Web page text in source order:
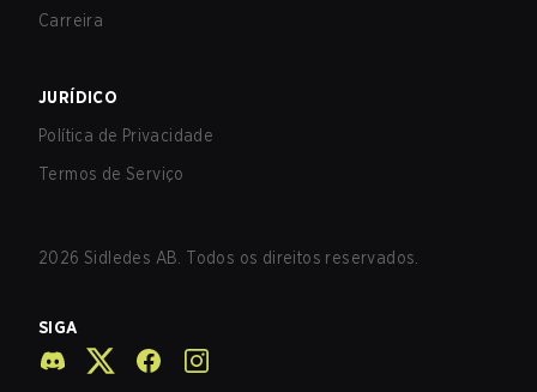
Carreira
JURÍDICO
Política de Privacidade
Termos de Serviço
2026 Sidledes AB. Todos os direitos reservados.
SIGA